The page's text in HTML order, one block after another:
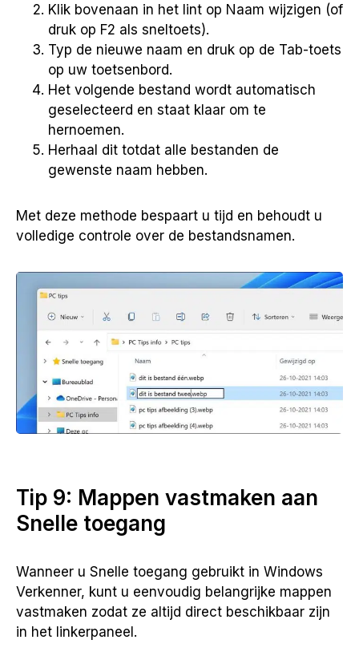
Klik bovenaan in het lint op Naam wijzigen (of
druk op F2 als sneltoets).
Typ de nieuwe naam en druk op de Tab-toets
op uw toetsenbord.
Het volgende bestand wordt automatisch
geselecteerd en staat klaar om te
hernoemen.
Herhaal dit totdat alle bestanden de
gewenste naam hebben.
Met deze methode bespaart u tijd en behoudt u
volledige controle over de bestandsnamen.
Tip 9: Mappen vastmaken aan
Snelle toegang
Wanneer u Snelle toegang gebruikt in Windows
Verkenner, kunt u eenvoudig belangrijke mappen
vastmaken zodat ze altijd direct beschikbaar zijn
in het linkerpaneel.